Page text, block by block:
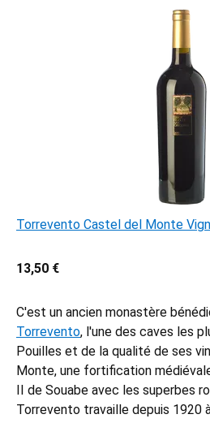
Torrevento Castel del Monte
13,50 €
C'est un ancien monastère
Torrevento, l'une des caves les
Pouilles et de la qualité de ses
Monte, une fortification
II de Souabe avec les superbes
Torrevento travaille depuis 1920